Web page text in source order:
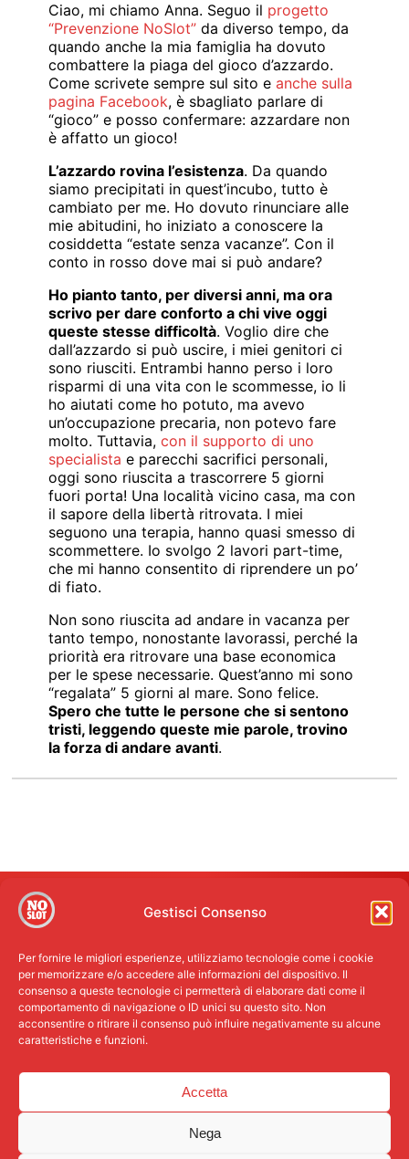
Gestisci Consenso
Per fornire le migliori esperienze, utilizziamo tecnologie come i cookie
per memorizzare e/o accedere alle informazioni del dispositivo. Il
consenso a queste tecnologie ci permetterà di elaborare dati come il
comportamento di navigazione o ID unici su questo sito. Non
acconsentire o ritirare il consenso può influire negativamente su alcune
caratteristiche e funzioni.
Accetta
Nega
Ciao, mi chiamo Anna. Seguo il progetto
“Prevenzione NoSlot” da diverso tempo, da
quando anche la mia famiglia ha dovuto
combattere la piaga del gioco d’azzardo.
Come scrivete sempre sul sito eanche sulla
pagina Facebook, è sbagliato parlare di
“gioco” e posso confermare: azzardare non
è affatto un gioco!
L’azzardo rovina l’esistenza. Da quando
siamo precipitati in quest’incubo, tutto è
cambiato per me. Ho dovuto rinunciare alle
mie abitudini, ho iniziato a conoscere la
cosiddetta “estate senza vacanze”. Con il
conto in rosso dove mai si può andare?
Ho pianto tanto, per diversi anni, ma ora
scrivo per dare conforto a chi vive oggi
queste stesse difficoltà. Voglio dire che
dall’azzardo si può uscire, i miei genitori ci
sono riusciti. Entrambi hanno perso i loro
risparmi di una vita con le scommesse, io li
ho aiutati come ho potuto, ma avevo
un’occupazione precaria, non potevo fare
molto. Tuttavia,con il supporto di uno
specialista e parecchi sacrifici personali,
oggi sono riuscita a trascorrere 5 giorni
fuori porta! Una località vicino casa, ma con
il sapore della libertà ritrovata. I miei
seguono una terapia, hanno quasi smesso di
scommettere. Io svolgo 2 lavori part-time,
che mi hanno consentito di riprendere un po’
di fiato.
Non sono riuscita ad andare in vacanza per
tanto tempo, nonostante lavorassi, perché la
priorità era ritrovare una base economica
per le spese necessarie. Quest’anno mi sono
“regalata” 5 giorni al mare. Sono felice.
Spero che tutte le persone che si sentono
tristi, leggendo queste mie parole, trovino
la forza di andare avanti.
00554240184 // Credits - Handcoded by